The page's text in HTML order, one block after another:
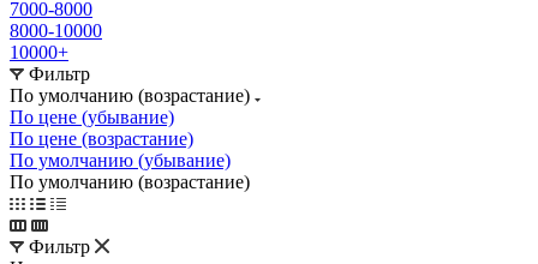
7000-8000
8000-10000
10000+
Фильтр
По умолчанию (возрастание)
По цене (убывание)
По цене (возрастание)
По умолчанию (убывание)
По умолчанию (возрастание)
Фильтр